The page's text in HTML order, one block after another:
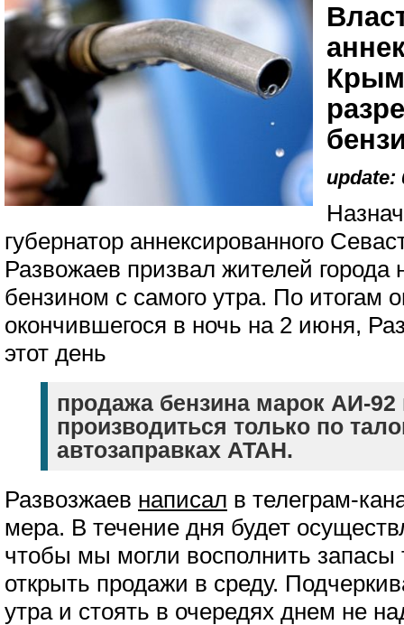
update:
губернатор аннексированного
Развожаев призвал жителей города
бензином с самого утра. По итогам
окончившегося в ночь на 2 июня,
этот день
продажа бензина марок АИ-92
производиться только по
автозаправках АТАН.
Развозжаев написал в телеграм-
мера. В течение дня будет
чтобы мы могли восполнить
открыть продажи в среду.
утра и стоять в очередях днем не